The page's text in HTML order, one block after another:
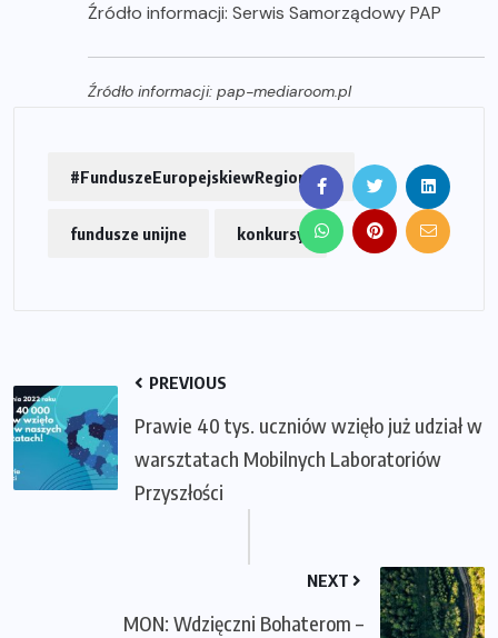
Źródło informacji: Serwis Samorządowy PAP
Źródło informacji: pap-mediaroom.pl
#FunduszeEuropejskiewRegionach
fundusze unijne konkursy
PREVIOUS
Prawie 40 tys. uczniów wzięło już udział w
warsztatach Mobilnych Laboratoriów
Przyszłości
NEXT
MON: Wdzięczni Bohaterom –